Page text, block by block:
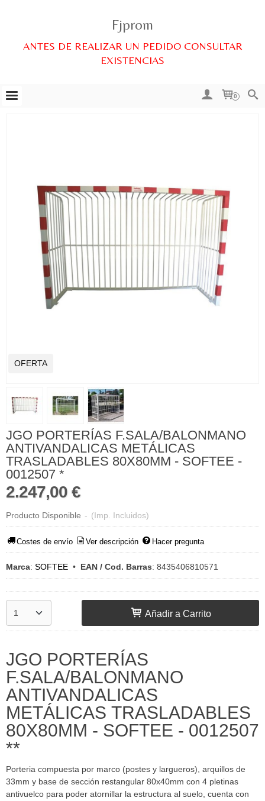
Fjprom
ANTES DE REALIZAR UN PEDIDO CONSULTAR
EXISTENCIAS
0
OFERTA
JGO PORTERÍAS F.SALA/BALONMANO
ANTIVANDALICAS METÁLICAS
TRASLADABLES 80X80MM - SOFTEE -
0012507 *
2.247,00 €
Producto Disponible - (Imp. Incluidos)
Costes de envío Ver descripción Hacer pregunta
Marca: SOFTEE • EAN / Cod. Barras: 8435406810571
Añadir a Carrito
JGO PORTERÍAS
F.SALA/BALONMANO
ANTIVANDALICAS
METÁLICAS TRASLADABLES
80X80MM - SOFTEE - 0012507
**
Porteria compuesta por marco (postes y largueros), arquillos de
33mm y base de sección restangular 80x40mm con 4 pletinas
antivuelco para poder atornillar la estructura al suelo, cuenta con